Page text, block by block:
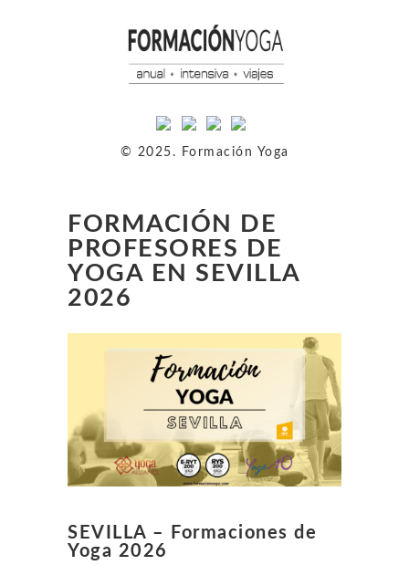
© 2025. Formación Yoga
FORMACIÓN DE
PROFESORES DE
YOGA EN SEVILLA
2026
SEVILLA – Formaciones de
Yoga 2026